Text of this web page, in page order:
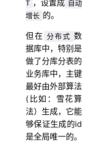
T ，设置成 自动
增长 的。
但在 分布式 数
据库中，特别是
做了分库分表的
业务库中，主键
最好由外部算法
(比如：雪花算
法）生成，它能
够保证生成的id
是全局唯一的。